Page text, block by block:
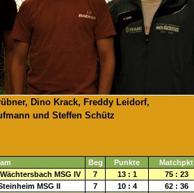
Dino Krack, Freddy Leidorf,
und Steffen Schütz
Beg Punkte
Matchpkt
MSG IV 7 13 : 1
75 : 23
MSG II 7 10 : 4
62 : 36